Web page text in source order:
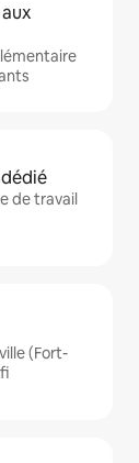
de travail
(Fort-